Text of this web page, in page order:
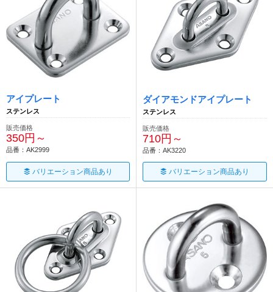
アイプレート
ステンレス
販売価格
350円～
品番：AK2999
バリエーション商品あり
ダイアモンドアイプレート
ステンレス
販売価格
710円～
品番：AK3220
バリエーション商品あり